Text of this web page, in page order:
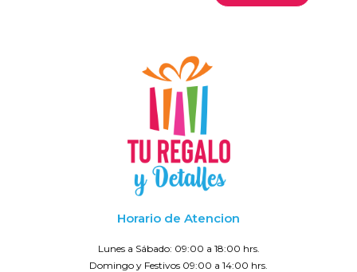
Horario de Atencion
Lunes a Sábado: 09:00 a 18:00 hrs.
Domingo y Festivos 09:00 a 14:00 hrs.